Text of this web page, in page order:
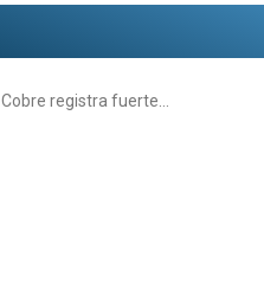
Cobre registra fuerte…